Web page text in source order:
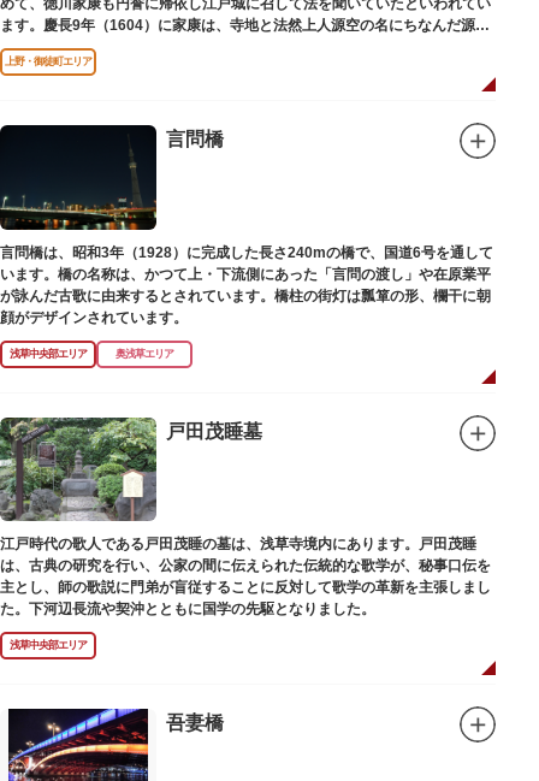
めて、徳川家康も円誉に帰依し江戸城に召して法を聞いていたといわれてい
ます。慶長9年（1604）に家康は、寺地と法然上人源空の名にちなんだ源空
寺の号を円誉に与えました。
上野・御徒町エリア
言問橋
言問橋は、昭和3年（1928）に完成した長さ240mの橋で、国道6号を通して
います。橋の名称は、かつて上・下流側にあった「言問の渡し」や在原業平
が詠んだ古歌に由来するとされています。橋柱の街灯は瓢箪の形、欄干に朝
顔がデザインされています。
浅草中央部エリア 奥浅草エリア
戸田茂睡墓
江戸時代の歌人である戸田茂睡の墓は、浅草寺境内にあります。戸田茂睡
は、古典の研究を行い、公家の間に伝えられた伝統的な歌学が、秘事口伝を
主とし、師の歌説に門弟が盲従することに反対して歌学の革新を主張しまし
た。下河辺長流や契沖とともに国学の先駆となりました。
浅草中央部エリア
吾妻橋